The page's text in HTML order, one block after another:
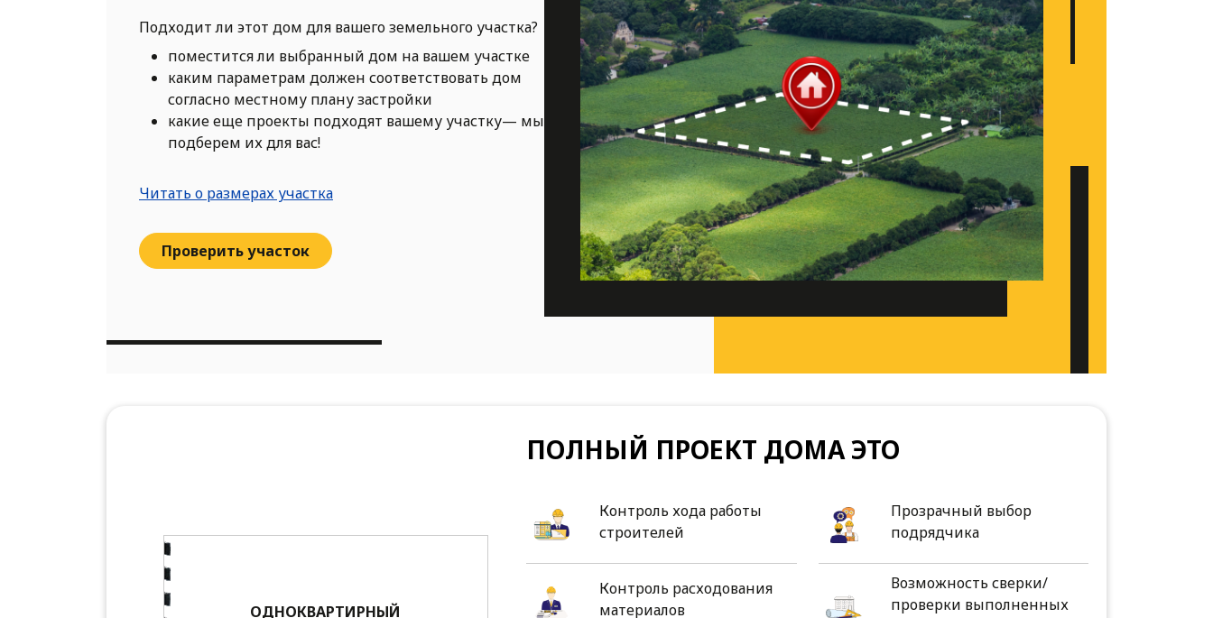
Подходит ли этот дом для вашего земельного участка?
поместится ли выбранный дом на вашем участке
каким параметрам должен соответствовать дом
согласно местному плану застройки
какие еще проекты подходят вашему участку— мы
подберем их для вас!
Читать о размерах участка
Проверить участок
ОДНОКВАРТИРНЫЙ
ПОЛНЫЙ ПРОЕКТ ДОМА ЭТО
Контроль хода работы
строителей
Прозрачный выбор
подрядчика
Контроль расходования
материалов
Возможность сверки/
проверки выполненных